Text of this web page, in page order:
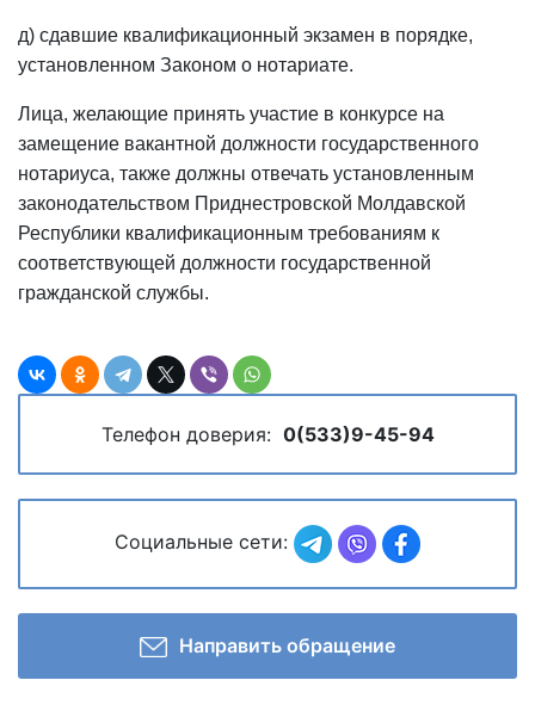
д) сдавшие квалификационный экзамен в порядке,
установленном Законом о нотариате.
Лица, желающие принять участие в конкурсе на
замещение вакантной должности государственного
нотариуса, также должны отвечать установленным
законодательством Приднестровской Молдавской
Республики квалификационным требованиям к
соответствующей должности государственной
гражданской службы.
Телефон доверия: 0(533)9-45-94
Социальные сети:
Направить обращение